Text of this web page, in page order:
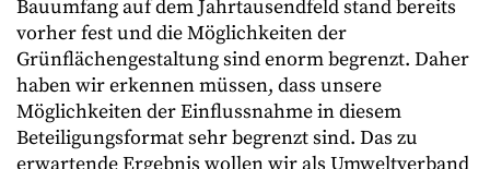
Bauumfang auf dem Jahrtausendfeld stand bereits
vorher fest und die Möglichkeiten der
Grünflächengestaltung sind enorm begrenzt. Daher
haben wir erkennen müssen, dass unsere
Möglichkeiten der Einflussnahme in diesem
Beteiligungsformat sehr begrenzt sind. Das zu